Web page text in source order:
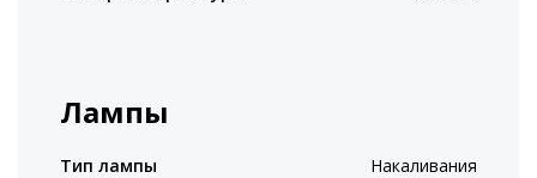
Лампы
Тип лампы
Накаливания